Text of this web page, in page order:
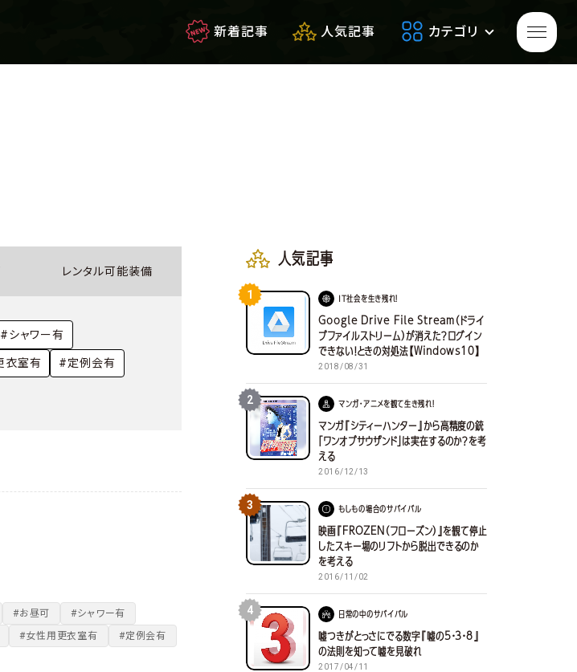
新着記事 人気記事 カテゴリ
ー豆知識 サバゲーフィールドレビュー
レンタル可能装備
#シャワー有
衣室有 #定例会有
#お昼可
#シャワー有
#女性用更衣室有
#定例会有
人気記事
1 IT社会を生き残れ！
Google Drive File Stream（ドライ
ブファイルストリーム）が消えた？ログイン
できない！ときの対処法【Windows10】
2018/08/31
2 マンガ・アニメを観て生き残れ！
マンガ『シティーハンター』から高精度の銃
「ワンオブサウザンド」は実在するのか？を考
える
2016/12/13
3 もしもの場合のサバイバル
映画『FROZEN（フローズン）』を観て停止
したスキー場のリフトから脱出できるのか
を考える
2016/11/02
4 日常の中のサバイバル
嘘つきがとっさにでる数字『嘘の5・3・8』
の法則を知って嘘を見破れ
2017/04/11